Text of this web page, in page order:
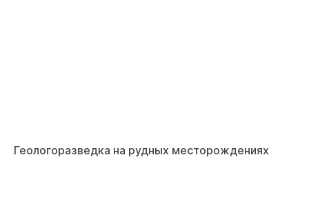
Геологоразведка на рудных месторождениях